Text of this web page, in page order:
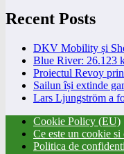
Recent Posts
DKV Mobility și
Blue River: 26.123
Proiectul Revoy
Sailun își extinde
Lars Ljungström a
Cookie Policy (EU)
Ce este un cookie si
Politica de